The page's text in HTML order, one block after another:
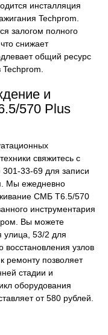
инсталляция
Techprom.
залогом полного
снижает
общий ресурс
Techprom.
и
570 Plus
свяжитесь с
33-69 для записи
Мы ежедневно
СМБ Т6.5/570
инструментария
Вы можете
улица, 53/2 для
восстановления узлов
ремонту позволяет
стадии и
оборудования
от 580 рублей.